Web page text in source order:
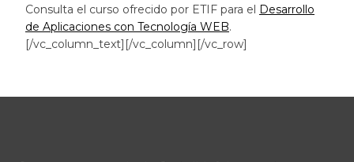
Consulta el curso ofrecido por ETIF para el Desarrollo
de Aplicaciones con Tecnología WEB.
[/vc_column_text][/vc_column][/vc_row]